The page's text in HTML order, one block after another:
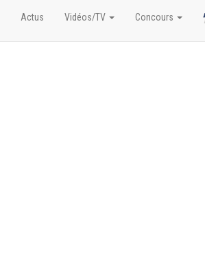
Actus Vidéos/TV Concours